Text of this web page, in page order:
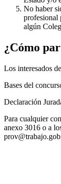
No haber
profesional
algún
¿Cómo
Los interesados
Bases del
Declaración
Para cualquier
anexo 3016 o a